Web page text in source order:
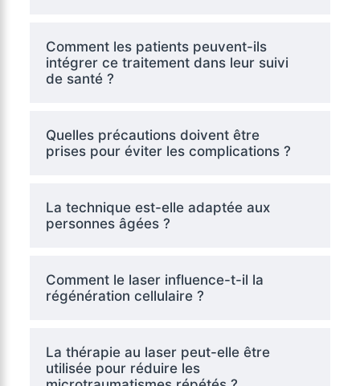
Comment les patients peuvent-ils
intégrer ce traitement dans leur suivi
de santé ?
Quelles précautions doivent être
prises pour éviter les complications ?
La technique est-elle adaptée aux
personnes âgées ?
Comment le laser influence-t-il la
régénération cellulaire ?
La thérapie au laser peut-elle être
utilisée pour réduire les